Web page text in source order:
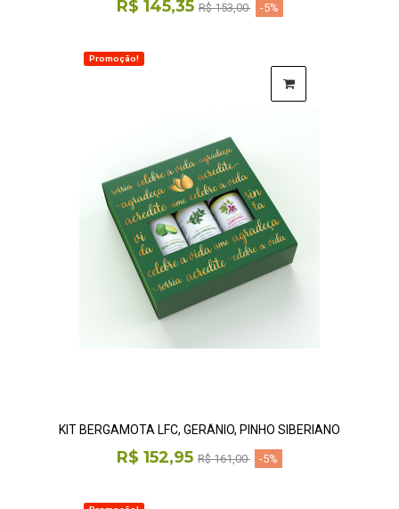
R$ 145,35R$ 153,00 -5%
Promoção!
KIT BERGAMOTA LFC, GERÂNIO, PINHO SIBERIANO
R$ 152,95 R$ 161,00 -5%